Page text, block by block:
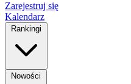
Zarejestruj się
Kalendarz
Rankingi
Nowości